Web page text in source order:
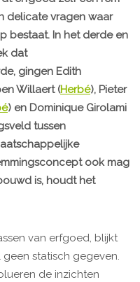
delicate vragen waar
bestaat. In het derde en
dat
gingen Edith
Willaert (Herbé), Pieter
) en Dominique Girolami
tussen
ook mag
is, houdt het
van erfgoed, blijkt
statisch gegeven.
de inzichten